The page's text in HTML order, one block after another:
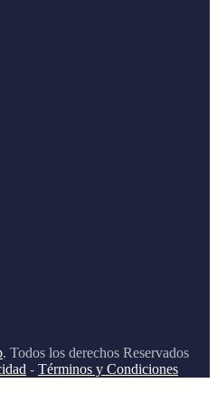
. Todos los derechos Reservados
- Términos y Condiciones